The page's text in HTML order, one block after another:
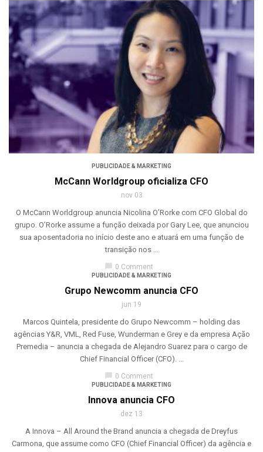
PUBLICIDADE & MARKETING
McCann Worldgroup oficializa CFO
nov 03
O McCann Worldgroup anuncia Nicolina O’Rorke com CFO Global do
grupo. O’Rorke assume a função deixada por Gary Lee, que anunciou
sua aposentadoria no início deste ano e atuará em uma função de
transição nos ...
chat_bubble 0 Comment
PUBLICIDADE & MARKETING
Grupo Newcomm anuncia CFO
jun 19
Marcos Quintela, presidente do Grupo Newcomm – holding das
agências Y&R, VML, Red Fuse, Wunderman e Grey e da empresa Ação
Premedia – anuncia a chegada de Alejandro Suarez para o cargo de
Chief Financial Officer (CFO). ...
chat_bubble 0 Comment
PUBLICIDADE & MARKETING
Innova anuncia CFO
dez 13
A Innova – All Around the Brand anuncia a chegada de Dreyfus
Carmona, que assume como CFO (Chief Financial Officer) da agência e